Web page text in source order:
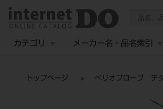
カテゴリ メーカー名・品名索引
トップページ ぺリオプローブ チ